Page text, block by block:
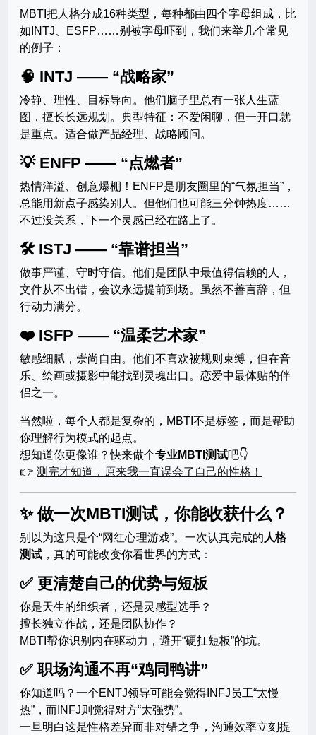
MBTI把人格分成16种类型，每种都由四个字母组成，比
如INTJ、ESFP……别被字母吓到，我们来举几个常见
的例子：
🧠 INTJ —— “战略家”
冷静、理性、目标导向。他们脑子里总有一张人生蓝
图，擅长长远规划。典型特征：不爱闲聊，但一开口就
是重点。适合做产品经理、战略顾问。
💡 ENFP —— “点燃者”
热情洋溢、创意爆棚！ENFP是朋友圈里的“气氛担当”，
总能用新点子感染别人。但他们也可能三分钟热度……
不过没关系，下一个灵感已经在路上了。
🛠️ ISTJ —— “靠谱担当”
做事严谨、守时守信。他们是团队中最值得信赖的人，
文件从不出错，会议永远提前到场。虽然不善言辞，但
行动力满分。
❤️ ISFP —— “温柔艺术家”
敏感细腻，崇尚自由。他们不喜欢被规则束缚，但在音
乐、绘画或摄影中能找到灵魂出口。恋爱中最体贴的伴
侣之一。
当然啦，每个人都是复杂的，MBTI不是标签，而是帮助
你理解行为模式的起点。
想知道你更像谁？快来做个专业MBTI测试吧👇
👉 测完才知道，原来我一直误会了自己的性格！
✨ 做一次MBTI测试，你能收获什么？
别以为这只是个“网红心理游戏”。一次认真完成的 人格
测试 ，真的可能改变你看世界的方式：
✅ 更清楚自己的优势与短板
你是天生的组织者，还是灵感型选手？
擅长独立作战，还是团队协作？
MBTI帮你识别内在驱动力，避开“硬扛短板”的坑。
✅ 职场沟通不再“鸡同鸭讲”
你知道吗？一个ENTJ领导可能会觉得INFJ员工“太慢
热”，而INFJ则觉得对方“太强势”。
一旦明白这是性格差异而非对错之争，沟通效率立刻提